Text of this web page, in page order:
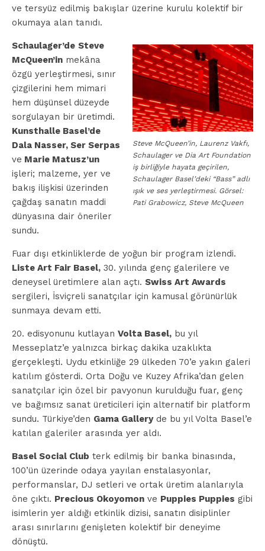
ve tersyüz edilmiş bakışlar üzerine kurulu kolektif bir
okumaya alan tanıdı.
Steve McQueen’in, Laurenz Vakfı,
Schaulager ve Dia Art Foundation
iş birliğiyle hayata geçirilen,
Schaulager Basel’deki “Bass” adlı
ışık ve ses yerleştirmesi. Görsel:
Pati Grabowicz, Steve McQueen
Schaulager’de Steve
McQueen’in mekâna
özgü yerleştirmesi, sınır
çizgilerini hem mimari
hem düşünsel düzeyde
sorgulayan bir üretimdi.
Kunsthalle Basel’de
Dala Nasser, Ser Serpas
ve Marie Matusz’un
işleri; malzeme, yer ve
bakış ilişkisi üzerinden
çağdaş sanatın maddi
dünyasına dair öneriler
sundu.
Fuar dışı etkinliklerde de yoğun bir program izlendi.
Liste Art Fair Basel, 30. yılında genç galerilere ve
deneysel üretimlere alan açtı. Swiss Art Awards
sergileri, İsviçreli sanatçılar için kamusal görünürlük
sunmaya devam etti.
20. edisyonunu kutlayan Volta Basel, bu yıl
Messeplatz’e yalnızca birkaç dakika uzaklıkta
gerçekleşti. Uydu etkinliğe 29 ülkeden 70’e yakın galeri
katılım gösterdi. Orta Doğu ve Kuzey Afrika’dan gelen
sanatçılar için özel bir pavyonun kurulduğu fuar, genç
ve bağımsız sanat üreticileri için alternatif bir platform
sundu. Türkiye’den Gama Galleryde bu yıl Volta Basel’e
katılan galeriler arasında yer aldı.
Basel Social Club terk edilmiş bir banka binasında,
100’ün üzerinde odaya yayılan enstalasyonlar,
performanslar, DJ setleri ve ortak üretim alanlarıyla
öne çıktı. Precious Okoyomon ve Puppies Puppies gibi
isimlerin yer aldığı etkinlik dizisi, sanatın disiplinler
arası sınırlarını genişleten kolektif bir deneyime
dönüştü.